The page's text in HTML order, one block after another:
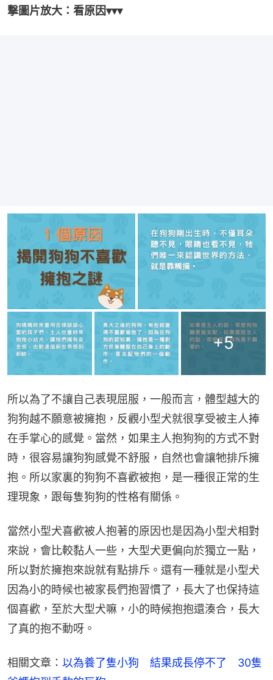
撃圖片放大：看原因▾▾▾
+5
所以為了不讓自己表現屈服，一般而言，體型越大的
狗狗越不願意被擁抱，反觀小型犬就很享受被主人捧
在手掌心的感覺。當然，如果主人抱狗狗的方式不對
時，很容易讓狗狗感覺不舒服，自然也會讓牠排斥擁
抱。所以家裏的狗狗不喜歡被抱，是一種很正常的生
理現象，跟每隻狗狗的性格有關係。
當然小型犬喜歡被人抱著的原因也是因為小型犬相對
來說，會比較黏人一些，大型犬更偏向於獨立一點，
所以對於擁抱來說就有點排斥。還有一種就是小型犬
因為小的時候也被家長們抱習慣了，長大了也保持這
個喜歡，至於大型犬嘛，小的時候抱抱還湊合，長大
了真的抱不動呀。
相關文章： 以為養了隻小狗　結果成長停不了　30隻